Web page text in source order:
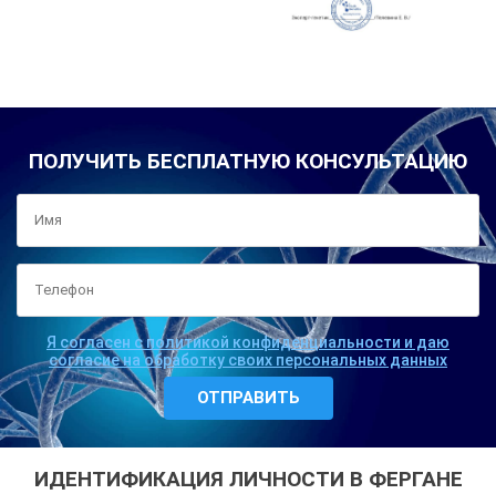
ПОЛУЧИТЬ БЕСПЛАТНУЮ КОНСУЛЬТАЦИЮ
Я согласен с политикой конфиденциальности и даю
согласие на обработку своих персональных данных
ИДЕНТИФИКАЦИЯ ЛИЧНОСТИ В ФЕРГАНЕ